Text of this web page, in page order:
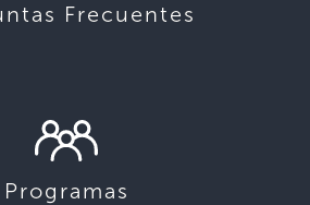
Frecuentes
Programas